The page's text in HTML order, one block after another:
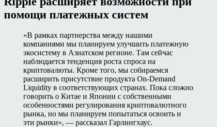
помощи платежных систем
«В рамках партнерства между нашими
компаниями мы планируем улучшить платежную
экосистему в Азиатском регионе. Там сейчас
наблюдается тенденция роста спроса на
криптовалюты. Кроме того, мы собираемся
расширить присутствие продукта On-Demand
Liquidity в соответствующих странах. Пока сложно
говорить о Китае и Японии с собственными
особенностями регулирования криптовалютного
рынка, но мы планируем попытаться освоить и
эти рынки», — рассказал Гарлингхаус.